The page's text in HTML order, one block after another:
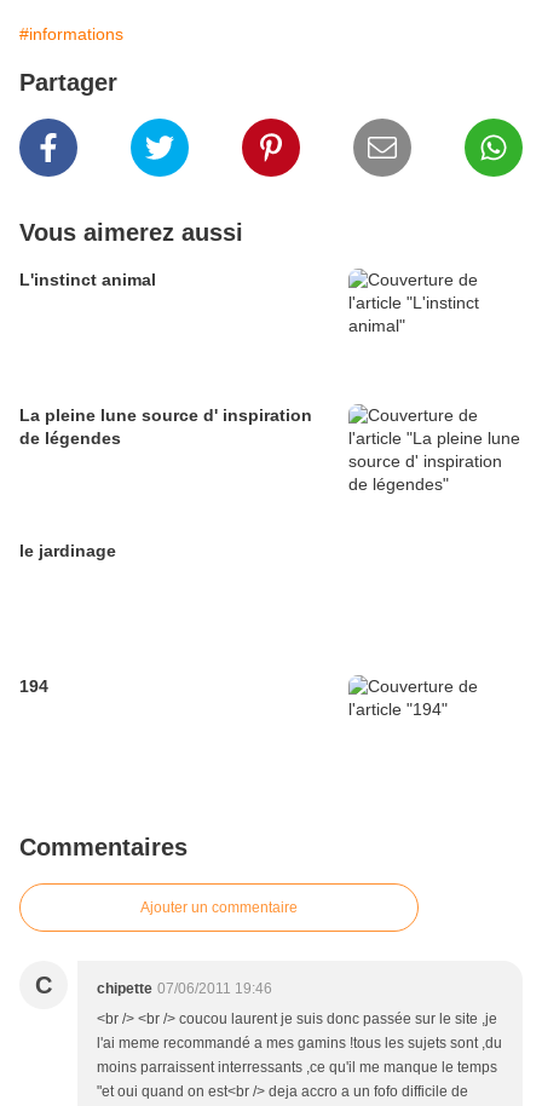
#informations
Partager
Vous aimerez aussi
L'instinct animal
La pleine lune source d' inspiration
de légendes
le jardinage
194
Commentaires
Ajouter un commentaire
C chipette 07/06/2011 19:46
<br /> <br /> coucou laurent je suis donc passée sur le site ,je
l'ai meme recommandé a mes gamins !tous les sujets sont ,du
moins parraissent interressants ,ce qu'il me manque le temps
"et oui quand on est<br /> deja accro a un fofo difficile de